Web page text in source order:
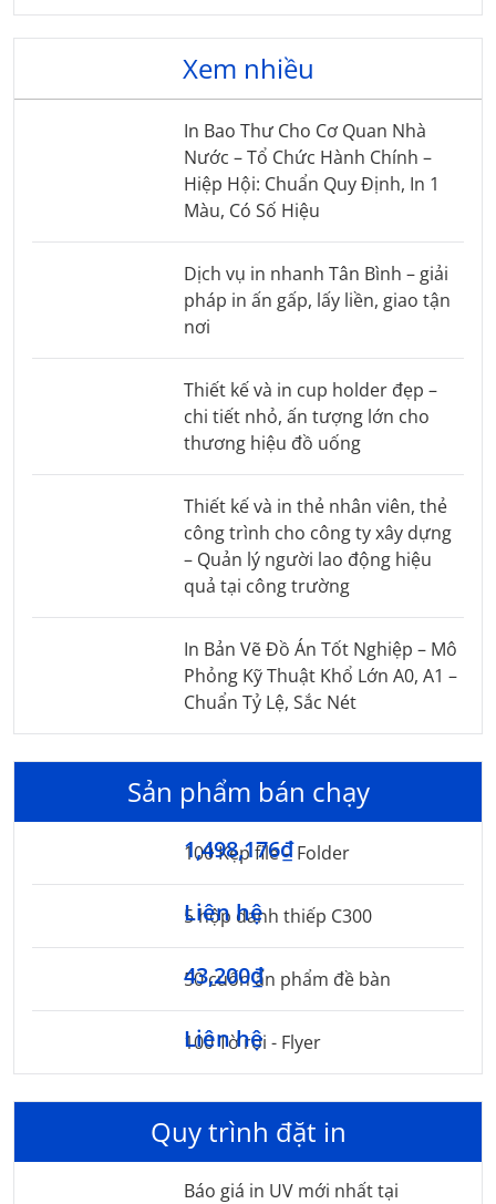
Xem nhiều
In Bao Thư Cho Cơ Quan Nhà
Nước – Tổ Chức Hành Chính –
Hiệp Hội: Chuẩn Quy Định, In 1
Màu, Có Số Hiệu
Dịch vụ in nhanh Tân Bình – giải
pháp in ấn gấp, lấy liền, giao tận
nơi
Thiết kế và in cup holder đẹp –
chi tiết nhỏ, ấn tượng lớn cho
thương hiệu đồ uống
Thiết kế và in thẻ nhân viên, thẻ
công trình cho công ty xây dựng
– Quản lý người lao động hiệu
quả tại công trường
In Bản Vẽ Đồ Án Tốt Nghiệp – Mô
Phỏng Kỹ Thuật Khổ Lớn A0, A1 –
Chuẩn Tỷ Lệ, Sắc Nét
Sản phẩm bán chạy
100 Kẹp file – Folder
1,498,176₫
5 hộp danh thiếp C300
Liên hệ
50 cuốn ấn phẩm đề bàn
43,200₫
100 Tờ rơi - Flyer
Liên hệ
Quy trình đặt in
Báo giá in UV mới nhất tại